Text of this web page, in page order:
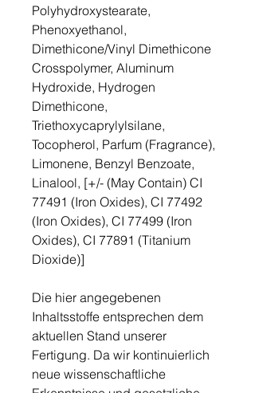
Polyhydroxystearate,
Phenoxyethanol,
Dimethicone/Vinyl Dimethicone
Crosspolymer, Aluminum
Hydroxide, Hydrogen
Dimethicone,
Triethoxycaprylylsilane,
Tocopherol, Parfum (Fragrance),
Limonene, Benzyl Benzoate,
Linalool, [+/- (May Contain) CI
77491 (Iron Oxides), CI 77492
(Iron Oxides), CI 77499 (Iron
Oxides), CI 77891 (Titanium
Dioxide)]
Die hier angegebenen
Inhaltsstoffe entsprechen dem
aktuellen Stand unserer
Fertigung. Da wir kontinuierlich
neue wissenschaftliche